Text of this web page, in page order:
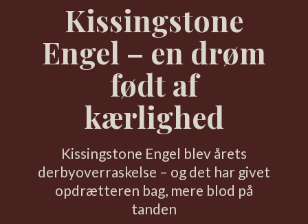
Kissingstone
Engel – en drøm
født af
kærlighed
Kissingstone Engel blev årets
derbyoverraskelse – og det har givet
opdrætteren bag, mere blod på
tanden